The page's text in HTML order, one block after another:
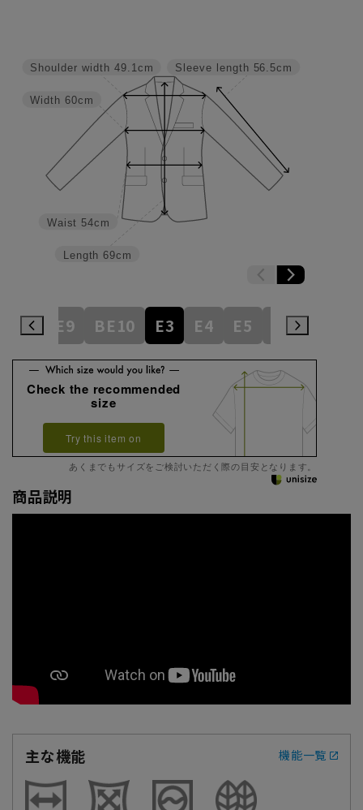
Sleeve length 56.5cm
Length 69cm
Waist 54cm
Width 60cm
Shoulder width 49.1cm
BE9 BE10 E3 E4 E5 E6
Check the recommended
size
Try this item on
あくまでもサイズをご検討いただく際の目安となります。
商品説明
主な機能 機能一覧